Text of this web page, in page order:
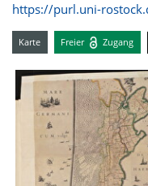
https://purl.uni-
Karte Freier Zugang